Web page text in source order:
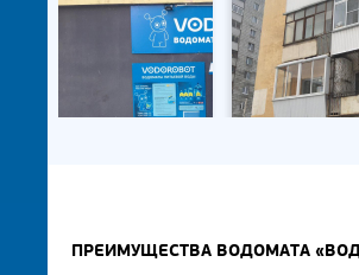
ПРЕИМУЩЕСТВА ВОДОМАТА